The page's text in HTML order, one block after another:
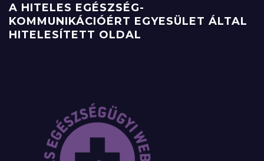
A HITELES EGÉSZSÉG-
KOMMUNIKÁCIÓÉRT EGYESÜLET ÁLTAL
HITELESÍTETT OLDAL